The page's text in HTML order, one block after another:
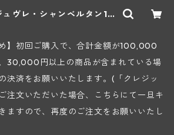
ヴレ・シャンベルタン1級
】初回ご購入で、合計金額が100,000
30,000円以上の商品が含まれている場
決済をお願いいたします。(「クレジッ
注文いただいた場合、こちらにて一旦キ
ますので、再度のご注文をお願いいたし